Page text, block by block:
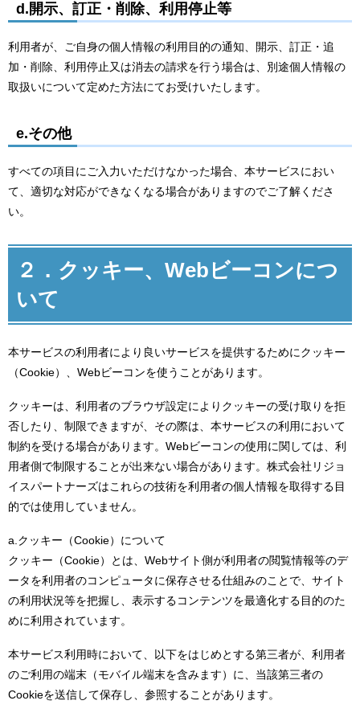
d.開示、訂正・削除、利用停止等
利用者が、ご自身の個人情報の利用目的の通知、開示、訂正・追
加・削除、利用停止又は消去の請求を行う場合は、別途個人情報の
取扱いについて定めた方法にてお受けいたします。
e.その他
すべての項目にご入力いただけなかった場合、本サービスにおい
て、適切な対応ができなくなる場合がありますのでご了解くださ
い。
２．クッキー、Webビーコンにつ
いて
本サービスの利用者により良いサービスを提供するためにクッキー
（Cookie）、Webビーコンを使うことがあります。
クッキーは、利用者のブラウザ設定によりクッキーの受け取りを拒
否したり、制限できますが、その際は、本サービスの利用において
制約を受ける場合があります。Webビーコンの使用に関しては、利
用者側で制限することが出来ない場合があります。株式会社リジョ
イスパートナーズはこれらの技術を利用者の個人情報を取得する目
的では使用していません。
a.クッキー（Cookie）について
クッキー（Cookie）とは、Webサイト側が利用者の閲覧情報等のデ
ータを利用者のコンピュータに保存させる仕組みのことで、サイト
の利用状況等を把握し、表示するコンテンツを最適化する目的のた
めに利用されています。
本サービス利用時において、以下をはじめとする第三者が、利用者
のご利用の端末（モバイル端末を含みます）に、当該第三者の
Cookieを送信して保存し、参照することがあります。